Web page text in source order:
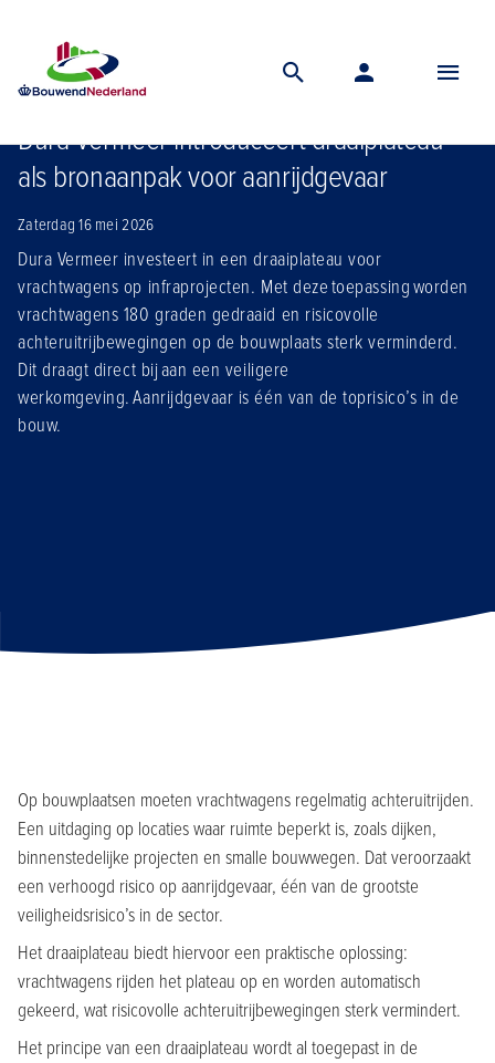
Nieuws
Dura Vermeer introduceert draaiplateau
als bronaanpak voor aanrijdgevaar
Zaterdag 16 mei 2026
Dura Vermeer investeert in een draaiplateau voor
vrachtwagens op infraprojecten. Met deze toepassing worden
vrachtwagens 180 graden gedraaid en risicovolle
achteruitrijbewegingen op de bouwplaats sterk verminderd.
Dit draagt direct bij aan een veiligere
werkomgeving. Aanrijdgevaar is één van de toprisico’s in de
bouw.
Op bouwplaatsen moeten vrachtwagens regelmatig achteruitrijden.
Een uitdaging op locaties waar ruimte beperkt is, zoals dijken,
binnenstedelijke projecten en smalle bouwwegen. Dat veroorzaakt
een verhoogd risico op aanrijdgevaar, één van de grootste
veiligheidsrisico’s in de sector.
Het draaiplateau biedt hiervoor een praktische oplossing:
vrachtwagens rijden het plateau op en worden automatisch
gekeerd, wat risicovolle achteruitrijbewegingen sterk vermindert.
Het principe van een draaiplateau wordt al toegepast in de